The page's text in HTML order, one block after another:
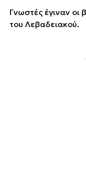
Γνωστές έγιναν οι
του Λεβαδειακού.